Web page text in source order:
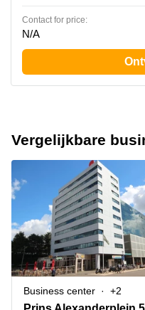
Contact for price:
N/A
Vergelijkbare
Business center +2